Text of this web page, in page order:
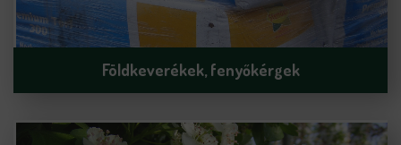
Földkeverékek, fenyőkérgek